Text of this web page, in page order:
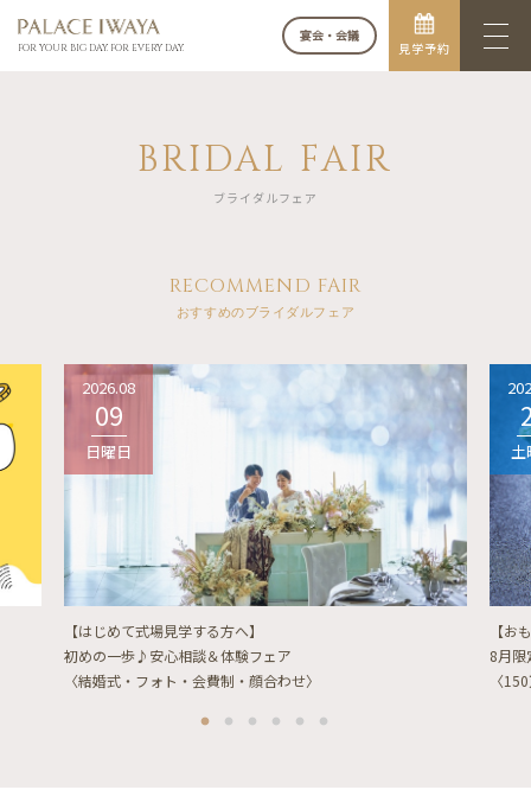
FOR YOUR BIG DAY. FOR EVERY DAY.
宴会・会議
見学予約
BRIDAL FAIR
ブライダルフェア
RECOMMEND FAIR
おすすめのブライダルフェア
2026.08
09
日曜日
【はじめて式場見学する方へ】
初めの一歩♪安心相談＆体験フェア
〈結婚式・フォト・会費制・顔合わせ〉
土
【お
8月限
〈